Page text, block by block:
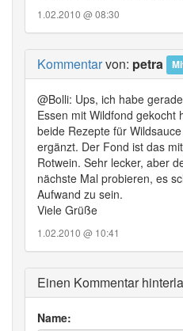
1.02.2010 @ 08:30
Kommentarvon: petra
@Bolli: Ups, ich habe
Essen mit Wildfond gekocht
beide Rezepte für
ergänzt. Der Fond ist das
Rotwein. Sehr lecker, aber
nächste Mal probieren, es
Aufwand zu sein.
Viele Grüße
1.02.2010 @ 10:41
Einen Kommentar
Name: